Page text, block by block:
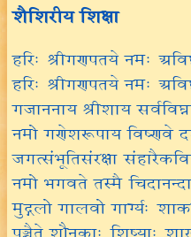
शैशिरीय शिक्षा
हरिः श्रीगणपतये नमः
हरिः श्रीगणपतये नमः
गजाननाय श्रीशाय
नमो गणेशरूपाय विष्णवे
जगत्संभूतिसंरक्षा
नमो भगवते तस्मै
मुद्गलो गालवो गार्ग्यः
पञ्चैते शौनकाः शिष्याः